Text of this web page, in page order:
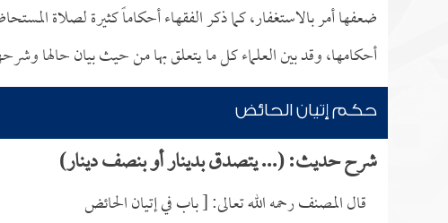
ضعفها أمر بالاستغفار، كما ذكر الفقهاء أحكاماً كثيرة لصلاة
أحكامها، وقد بين العلماء كل ما يتعلق بها من حيث بيان حالها
حكم إتيان الحائض
شرح حديث: (... يتصدق بدينار أو بنصف دينار)
قال المصنف رحمه الله تعالى: [ باب في إتيان الحائض